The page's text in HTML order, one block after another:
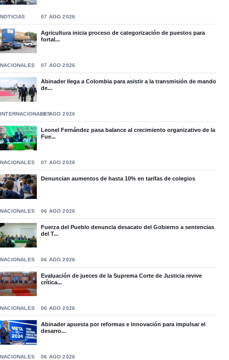
NOTICIAS 07 AGO 2026
Agricultura inicia proceso de categorización de puestos para
fortal...
NACIONALES 07 AGO 2026
Abinader llega a Colombia para asistir a la transmisión de mando
de...
INTERNACIONALES07 AGO 2026
Leonel Fernández pasa balance al crecimiento organizativo de la
Fue...
NACIONALES 07 AGO 2026
Denuncian aumentos de hasta 10% en tarifas de colegios
NACIONALES 06 AGO 2026
Fuerza del Pueblo denuncia desacato del Gobierno a sentencias
del T...
NACIONALES 06 AGO 2026
Evaluación de jueces de la Suprema Corte de Justicia revive
crítica...
NACIONALES 06 AGO 2026
Abinader apuesta por reformas e innovación para impulsar el
desarro...
NACIONALES 06 AGO 2026